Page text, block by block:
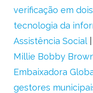
verificação em
tecnologia da
Assistência Social
Millie Bobby
Embaixadora
gestores